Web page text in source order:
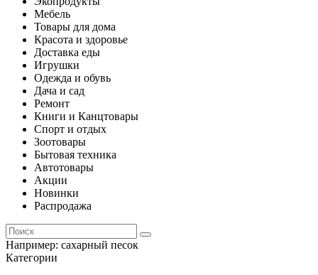
Мебель
Товары для дома
Красота и здоровье
Доставка еды
Игрушки
Одежда и обувь
Дача и сад
Ремонт
Книги и Канцтовары
Спорт и отдых
Зоотовары
Бытовая техника
Автотовары
Акции
Новинки
Распродажа
Например: сахарный песок
Категории